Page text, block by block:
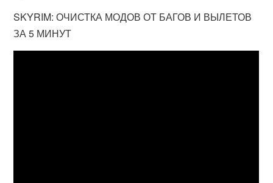
SKYRIM: ОЧИСТКА МОДОВ ОТ БАГОВ И ВЫЛЕТОВ
ЗА 5 МИНУТ